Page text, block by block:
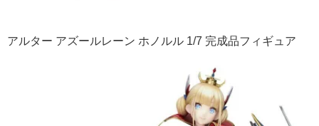
アルター アズールレーン ホノルル 1/7 完成品フィギュア